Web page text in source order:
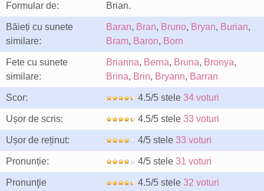
Formular de: Brian.
Băieți cu sunete
similare:
Baran, Bran, Bruno, Bryan, Burian,
Bram, Baron, Born
Fete cu sunete
similare:
Brianna, Berna, Bruna, Bronya,
Brina, Brin, Bryann, Barran
Scor: 4.5/5 stele 34 voturi
Ușor de scris: 4.5/5 stele 33 voturi
Ușor de reținut: 4/5 stele 33 voturi
Pronunție: 4/5 stele 31 voturi
Pronunţie
4.5/5 stele 32 voturi